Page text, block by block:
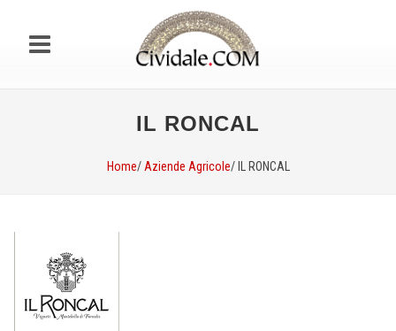
IL RONCAL
Home/ Aziende Agricole/ IL RONCAL